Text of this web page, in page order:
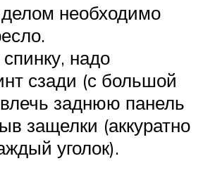
необходимо
надо
сзади (с большой
заднюю панель
защелки (аккуратно
уголок).